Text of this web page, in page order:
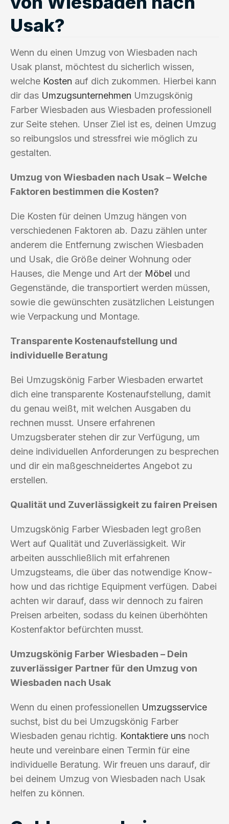
Usak?
Wenn du einen Umzug von Wiesbaden nach
Usak planst, möchtest du sicherlich wissen,
welche Kosten auf dich zukommen. Hierbei kann
dir das Umzugsunternehmen Umzugskönig
Farber Wiesbaden aus Wiesbaden professionell
zur Seite stehen. Unser Ziel ist es, deinen Umzug
so reibungslos und stressfrei wie möglich zu
gestalten.
Umzug von Wiesbaden nach Usak – Welche
Faktoren bestimmen die Kosten?
Die Kosten für deinen Umzug hängen von
verschiedenen Faktoren ab. Dazu zählen unter
anderem die Entfernung zwischen Wiesbaden
und Usak, die Größe deiner Wohnung oder
Hauses, die Menge und Art der Möbel und
Gegenstände, die transportiert werden müssen,
sowie die gewünschten zusätzlichen Leistungen
wie Verpackung und Montage.
Transparente Kostenaufstellung und
individuelle Beratung
Bei Umzugskönig Farber Wiesbaden erwartet
dich eine transparente Kostenaufstellung, damit
du genau weißt, mit welchen Ausgaben du
rechnen musst. Unsere erfahrenen
Umzugsberater stehen dir zur Verfügung, um
deine individuellen Anforderungen zu besprechen
und dir ein maßgeschneidertes Angebot zu
erstellen.
Qualität und Zuverlässigkeit zu fairen Preisen
Umzugskönig Farber Wiesbaden legt großen
Wert auf Qualität und Zuverlässigkeit. Wir
arbeiten ausschließlich mit erfahrenen
Umzugsteams, die über das notwendige Know-
how und das richtige Equipment verfügen. Dabei
achten wir darauf, dass wir dennoch zu fairen
Preisen arbeiten, sodass du keinen überhöhten
Kostenfaktor befürchten musst.
Umzugskönig Farber Wiesbaden – Dein
zuverlässiger Partner für den Umzug von
Wiesbaden nach Usak
Wenn du einen professionellen Umzugsservice
suchst, bist du bei Umzugskönig Farber
Wiesbaden genau richtig. Kontaktiere uns noch
heute und vereinbare einen Termin für eine
individuelle Beratung. Wir freuen uns darauf, dir
bei deinem Umzug von Wiesbaden nach Usak
helfen zu können.